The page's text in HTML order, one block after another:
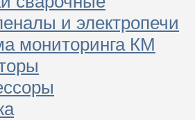
и электропечи
мониторинга КМ